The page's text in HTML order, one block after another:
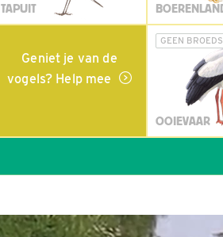
TAPUIT
Geniet je van de
vogels? Help mee
GEEN
OOIEVAAR